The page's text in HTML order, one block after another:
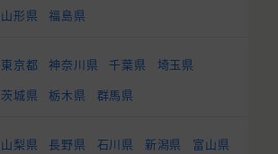
山形県
福島県
東京都 神奈川県 千葉県
埼玉県
茨城県
栃木県 群馬県
山梨県 長野県 石川県 新潟県
富山県